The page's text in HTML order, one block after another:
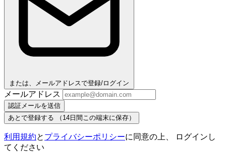
または、メールアドレスで登録/ログイン
メールアドレス
認証メールを送信
あとで登録する
（14日間この端末に保存）
利用規約と プライバシーポリシーに同意の上、 ログインし
てください